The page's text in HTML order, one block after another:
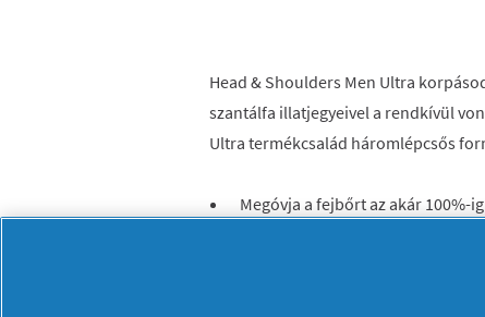
Head & Shoulders Men Ultra
szantálfa illatjegyeivel a rendkívül
Ultra termékcsalád háromlépcsős
Megóvja a fejbőrt az akár 100%-